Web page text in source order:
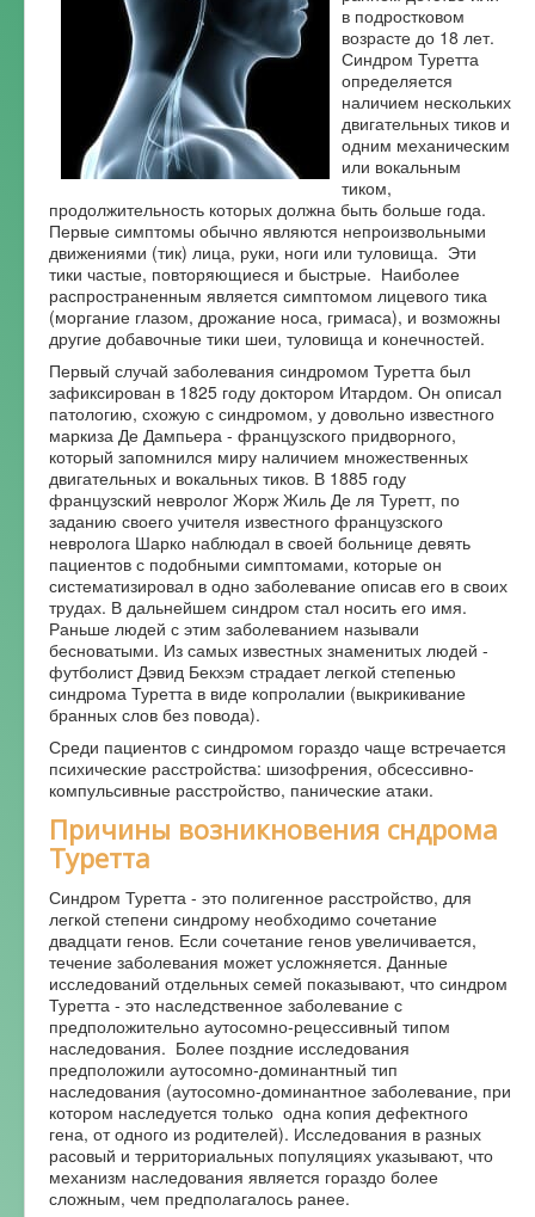
в подростковом
возрасте до 18 лет.
Синдром Туретта
определяется
наличием нескольких
двигательных тиков и
одним механическим
или вокальным
тиком,
продолжительность которых должна быть больше года.
Первые симптомы обычно являются непроизвольными
движениями (тик) лица, руки, ноги или туловища. Эти
тики частые, повторяющиеся и быстрые. Наиболее
распространенным является симптомом лицевого тика
(моргание глазом, дрожание носа, гримаса), и возможны
другие добавочные тики шеи, туловища и конечностей.
Первый случай заболевания синдромом Туретта был
зафиксирован в 1825 году доктором Итардом. Он описал
патологию, схожую с синдромом, у довольно известного
маркиза Де Дампьера - французского придворного,
который запомнился миру наличием множественных
двигательных и вокальных тиков. В 1885 году
французский невролог Жорж Жиль Де ля Туретт, по
заданию своего учителя известного французского
невролога Шарко наблюдал в своей больнице девять
пациентов с подобными симптомами, которые он
систематизировал в одно заболевание описав его в своих
трудах. В дальнейшем синдром стал носить его имя.
Раньше людей с этим заболеванием называли
бесноватыми. Из самых известных знаменитых людей -
футболист Дэвид Бекхэм страдает легкой степенью
синдрома Туретта в виде копролалии (выкрикивание
бранных слов без повода).
Среди пациентов с синдромом гораздо чаще встречается
психические расстройства: шизофрения, обсессивно-
компульсивные расстройство, панические атаки.
Причины возникновения сндрома
Туретта
Синдром Туретта - это полигенное расстройство, для
легкой степени синдрому необходимо сочетание
двадцати генов. Если сочетание генов увеличивается,
течение заболевания может усложняется. Данные
исследований отдельных семей показывают, что синдром
Туретта - это наследственное заболевание с
предположительно аутосомно-рецессивный типом
наследования. Более поздние исследования
предположили аутосомно-доминантный тип
наследования (аутосомно-доминантное заболевание, при
котором наследуется только одна копия дефектного
гена, от одного из родителей). Исследования в разных
расовый и территориальных популяциях указывают, что
механизм наследования является гораздо более
сложным, чем предполагалось ранее.